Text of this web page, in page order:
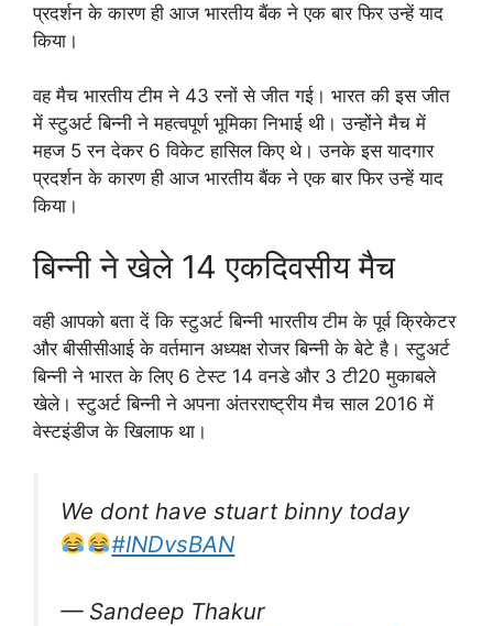
प्रदर्शन के कारण ही आज भारतीय बैंक ने एक बार फिर उन्हें याद
किया।
वह मैच भारतीय टीम ने 43 रनों से जीत गई। भारत की इस जीत
में स्टुअर्ट बिन्नी ने महत्वपूर्ण भूमिका निभाई थी। उन्होंने मैच में
महज 5 रन देकर 6 विकेट हासिल किए थे। उनके इस यादगार
प्रदर्शन के कारण ही आज भारतीय बैंक ने एक बार फिर उन्हें याद
किया।
बिन्नी ने खेले 14 एकदिवसीय मैच
वही आपको बता दें कि स्टुअर्ट बिन्नी भारतीय टीम के पूर्व क्रिकेटर
और बीसीसीआई के वर्तमान अध्यक्ष रोजर बिन्नी के बेटे है। स्टुअर्ट
बिन्नी ने भारत के लिए 6 टेस्ट 14 वनडे और 3 टी20 मुकाबले
खेले। स्टुअर्ट बिन्नी ने अपना अंतरराष्ट्रीय मैच साल 2016 में
वेस्टइंडीज के खिलाफ था।
We dont have stuart binny today
#INDvsBAN
— Sandeep Thakur